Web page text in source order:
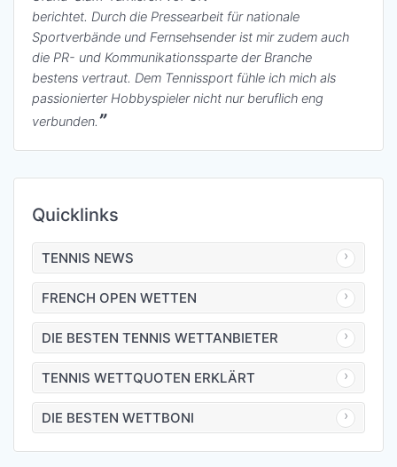
berichtet. Durch die Pressearbeit für nationale
Sportverbände und Fernsehsender ist mir zudem auch
die PR- und Kommunikationssparte der Branche
bestens vertraut. Dem Tennissport fühle ich mich als
passionierter Hobbyspieler nicht nur beruflich eng
verbunden.
Quicklinks
TENNIS NEWS
FRENCH OPEN WETTEN
DIE BESTEN TENNIS WETTANBIETER
TENNIS WETTQUOTEN ERKLÄRT
DIE BESTEN WETTBONI